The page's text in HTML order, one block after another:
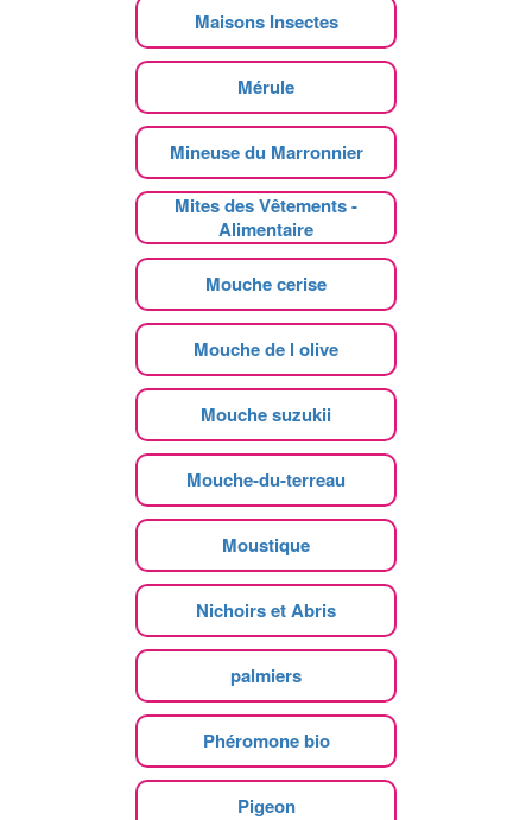
Maisons Insectes
Mérule
Mineuse du Marronnier
Mites des Vêtements -
Alimentaire
Mouche cerise
Mouche de l olive
Mouche suzukii
Mouche-du-terreau
Moustique
Nichoirs et Abris
palmiers
Phéromone bio
Pigeon